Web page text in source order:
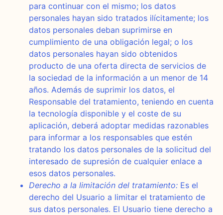
para continuar con el mismo; los datos
personales hayan sido tratados ilícitamente; los
datos personales deban suprimirse en
cumplimiento de una obligación legal; o los
datos personales hayan sido obtenidos
producto de una oferta directa de servicios de
la sociedad de la información a un menor de 14
años. Además de suprimir los datos, el
Responsable del tratamiento, teniendo en cuenta
la tecnología disponible y el coste de su
aplicación, deberá adoptar medidas razonables
para informar a los responsables que estén
tratando los datos personales de la solicitud del
interesado de supresión de cualquier enlace a
esos datos personales.
Derecho a la limitación del tratamiento:Es el
derecho del Usuario a limitar el tratamiento de
sus datos personales. El Usuario tiene derecho a